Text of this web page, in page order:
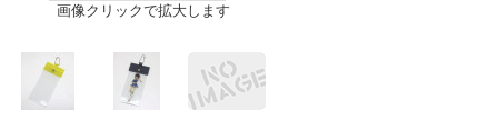
画像クリックで拡大します